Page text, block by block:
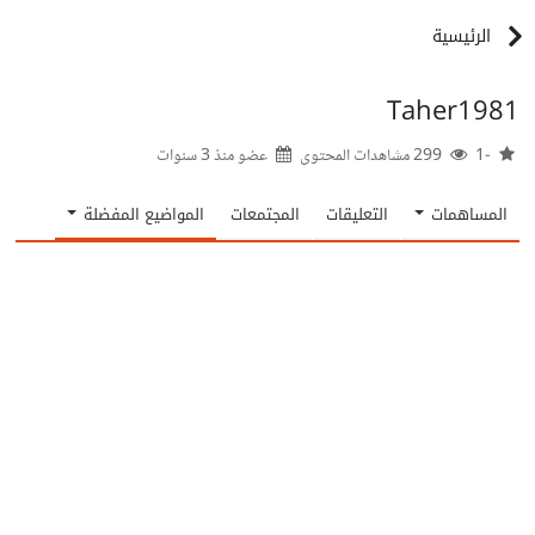
الرئيسية
Taher1981
-1 عضو منذ3 سنوات
المساهمات التعليقات المجتمعات المواضيع المفضلة